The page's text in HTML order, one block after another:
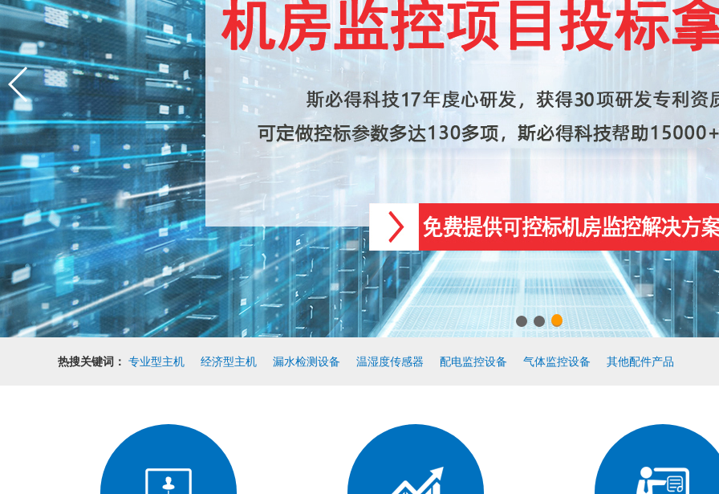
热搜关键词： 专业型主机 经济型主机 漏水检测设备 温湿度传感器 配电监控设备 气体监控设备 其他配件产品